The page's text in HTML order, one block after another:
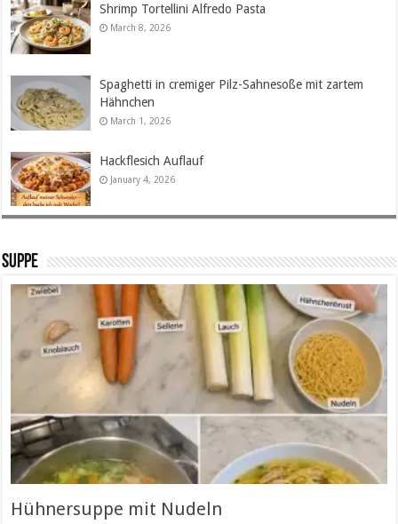
Shrimp Tortellini Alfredo Pasta
March 8, 2026
Spaghetti in cremiger Pilz-Sahnesoße mit zartem
Hähnchen
March 1, 2026
Hackflesich Auflauf
January 4, 2026
SUPPE
Hühnersuppe mit Nudeln